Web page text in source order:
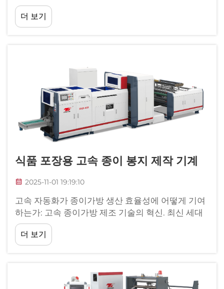
은 다양한 크기의 제품을 포장할 수 있는 솔루션이
필요합니다. 최근 연구에 따르면 거의 7가지 이상
의...
더 보기
식품 포장용 고속 종이 봉지 제작 기계
2025-11-01 19:19:10
고속 자동화가 종이가방 생산 효율성에 어떻게 기여
하는가: 고속 종이가방 제조 기술의 혁신. 최신 세대
의 고속 종이가방 제작 장비는 포장재를 생산하는 방
식에서 중대한 발전을 이룬 것입니다...
더 보기